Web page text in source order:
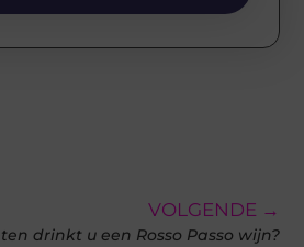
VOLGENDE →
drinkt u een Rosso Passo wijn?